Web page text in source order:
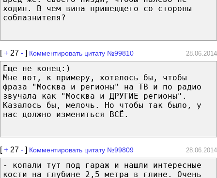
ходил. В чем вина пришедщего со стороны
соблазнителя?
[+ 27 - ] Комментировать цитату №99810 28.06.2014
Еще не конец:)
Мне вот, к примеру, хотелось бы, чтобы
фраза "Москва и регионы" на ТВ и по радио
звучала как "Москва и ДРУГИЕ регионы".
Казалось бы, мелочь. Но чтобы так было, у
нас должно измениться ВСЁ.
[+ 27 - ] Комментировать цитату №99809 28.06.2014
- копали тут под гараж и нашли интересные
кости на глубине 2,5 метра в глине. Очень